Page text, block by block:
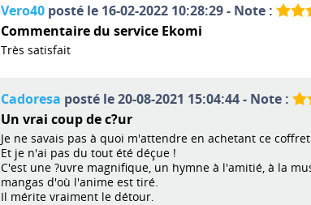
Vero40 posté le 16-02-2022 10:28:29 - Note :
Commentaire du service Ekomi
Très satisfait
Cadoresa posté le 20-08-2021 15:04:44 - Note :
Un vrai coup de c?ur
Je ne savais pas à quoi m'attendre en achetant ce
Et je n'ai pas du tout été déçue !
C'est une ?uvre magnifique, un hymne à l'amitié, à la
mangas d'où l'anime est tiré.
Il mérite vraiment le détour.